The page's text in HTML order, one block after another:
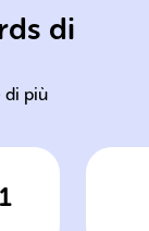
di
di più
1